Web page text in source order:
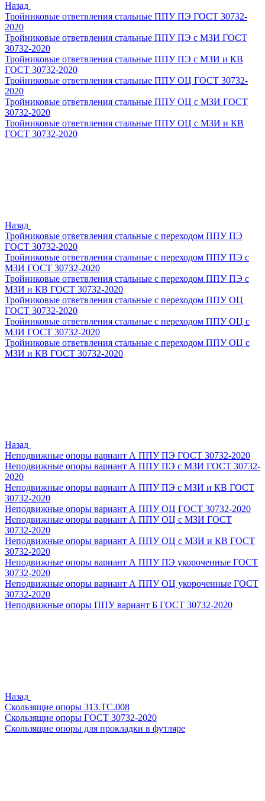
Назад
Тройниковые ответвления стальные ППУ ПЭ ГОСТ 30732-
2020
Тройниковые ответвления стальные ППУ ПЭ с МЗИ ГОСТ
30732-2020
Тройниковые ответвления стальные ППУ ПЭ с МЗИ и КВ
ГОСТ 30732-2020
Тройниковые ответвления стальные ППУ ОЦ ГОСТ 30732-
2020
Тройниковые ответвления стальные ППУ ОЦ с МЗИ ГОСТ
30732-2020
Тройниковые ответвления стальные ППУ ОЦ с МЗИ и КВ
ГОСТ 30732-2020
Назад
Тройниковые ответвления стальные с переходом ППУ ПЭ
ГОСТ 30732-2020
Тройниковые ответвления стальные с переходом ППУ ПЭ с
МЗИ ГОСТ 30732-2020
Тройниковые ответвления стальные с переходом ППУ ПЭ с
МЗИ и КВ ГОСТ 30732-2020
Тройниковые ответвления стальные с переходом ППУ ОЦ
ГОСТ 30732-2020
Тройниковые ответвления стальные с переходом ППУ ОЦ с
МЗИ ГОСТ 30732-2020
Тройниковые ответвления стальные с переходом ППУ ОЦ с
МЗИ и КВ ГОСТ 30732-2020
Назад
Неподвижные опоры вариант А ППУ ПЭ ГОСТ 30732-2020
Неподвижные опоры вариант А ППУ ПЭ с МЗИ ГОСТ 30732-
2020
Неподвижные опоры вариант А ППУ ПЭ с МЗИ и КВ ГОСТ
30732-2020
Неподвижные опоры вариант А ППУ ОЦ ГОСТ 30732-2020
Неподвижные опоры вариант А ППУ ОЦ с МЗИ ГОСТ
30732-2020
Неподвижные опоры вариант А ППУ ОЦ с МЗИ и КВ ГОСТ
30732-2020
Неподвижные опоры вариант А ППУ ПЭ укороченные ГОСТ
30732-2020
Неподвижные опоры вариант А ППУ ОЦ укороченные ГОСТ
30732-2020
Неподвижные опоры ППУ вариант Б ГОСТ 30732-2020
Назад
Скользящие опоры 313.ТС.008
Скользящие опоры ГОСТ 30732-2020
Скользящие опоры для прокладки в футляре